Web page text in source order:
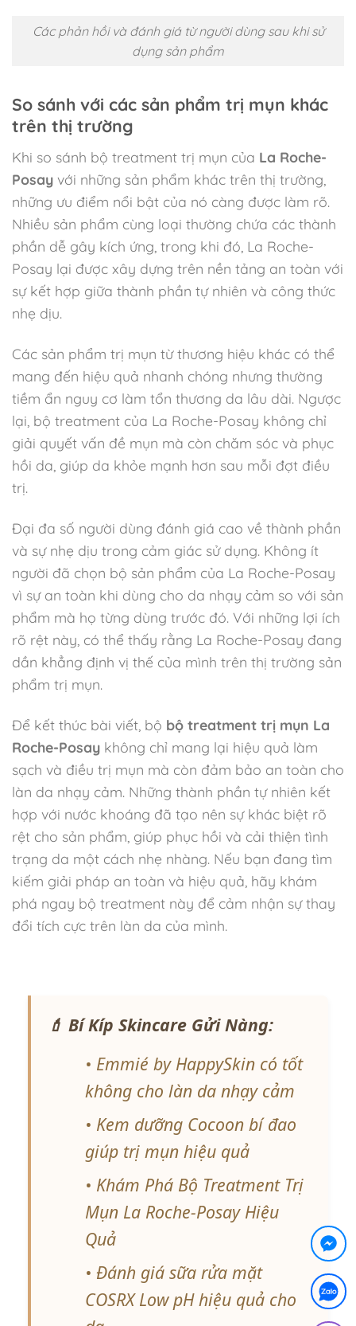
Các phản hồi và đánh giá từ người dùng sau khi sử
dụng sản phẩm
So sánh với các sản phẩm trị mụn khác
trên thị trường
Khi so sánh bộ treatment trị mụn của La Roche-
Posay với những sản phẩm khác trên thị trường,
những ưu điểm nổi bật của nó càng được làm rõ.
Nhiều sản phẩm cùng loại thường chứa các thành
phần dễ gây kích ứng, trong khi đó, La Roche-
Posay lại được xây dựng trên nền tảng an toàn với
sự kết hợp giữa thành phần tự nhiên và công thức
nhẹ dịu.
Các sản phẩm trị mụn từ thương hiệu khác có thể
mang đến hiệu quả nhanh chóng nhưng thường
tiềm ẩn nguy cơ làm tổn thương da lâu dài. Ngược
lại, bộ treatment của La Roche-Posay không chỉ
giải quyết vấn đề mụn mà còn chăm sóc và phục
hồi da, giúp da khỏe mạnh hơn sau mỗi đợt điều
trị.
Đại đa số người dùng đánh giá cao về thành phần
và sự nhẹ dịu trong cảm giác sử dụng. Không ít
người đã chọn bộ sản phẩm của La Roche-Posay
vì sự an toàn khi dùng cho da nhạy cảm so với sản
phẩm mà họ từng dùng trước đó. Với những lợi ích
rõ rệt này, có thể thấy rằng La Roche-Posay đang
dần khẳng định vị thế của mình trên thị trường sản
phẩm trị mụn.
Để kết thúc bài viết, bộ bộ treatment trị mụn La
Roche-Posay không chỉ mang lại hiệu quả làm
sạch và điều trị mụn mà còn đảm bảo an toàn cho
làn da nhạy cảm. Những thành phần tự nhiên kết
hợp với nước khoáng đã tạo nên sự khác biệt rõ
rệt cho sản phẩm, giúp phục hồi và cải thiện tình
trạng da một cách nhẹ nhàng. Nếu bạn đang tìm
kiếm giải pháp an toàn và hiệu quả, hãy khám
phá ngay bộ treatment này để cảm nhận sự thay
đổi tích cực trên làn da của mình.
💄 Bí Kíp Skincare Gửi Nàng:
• Emmié by HappySkin có tốt
không cho làn da nhạy cảm
• Kem dưỡng Cocoon bí đao
giúp trị mụn hiệu quả
• Khám Phá Bộ Treatment Trị
Mụn La Roche-Posay Hiệu
Quả
• Đánh giá sữa rửa mặt
COSRX Low pH hiệu quả cho